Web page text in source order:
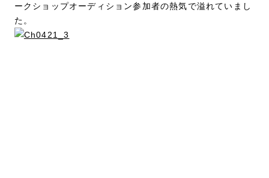
ークショップオーディション参加者の熱気で溢れていまし
た。